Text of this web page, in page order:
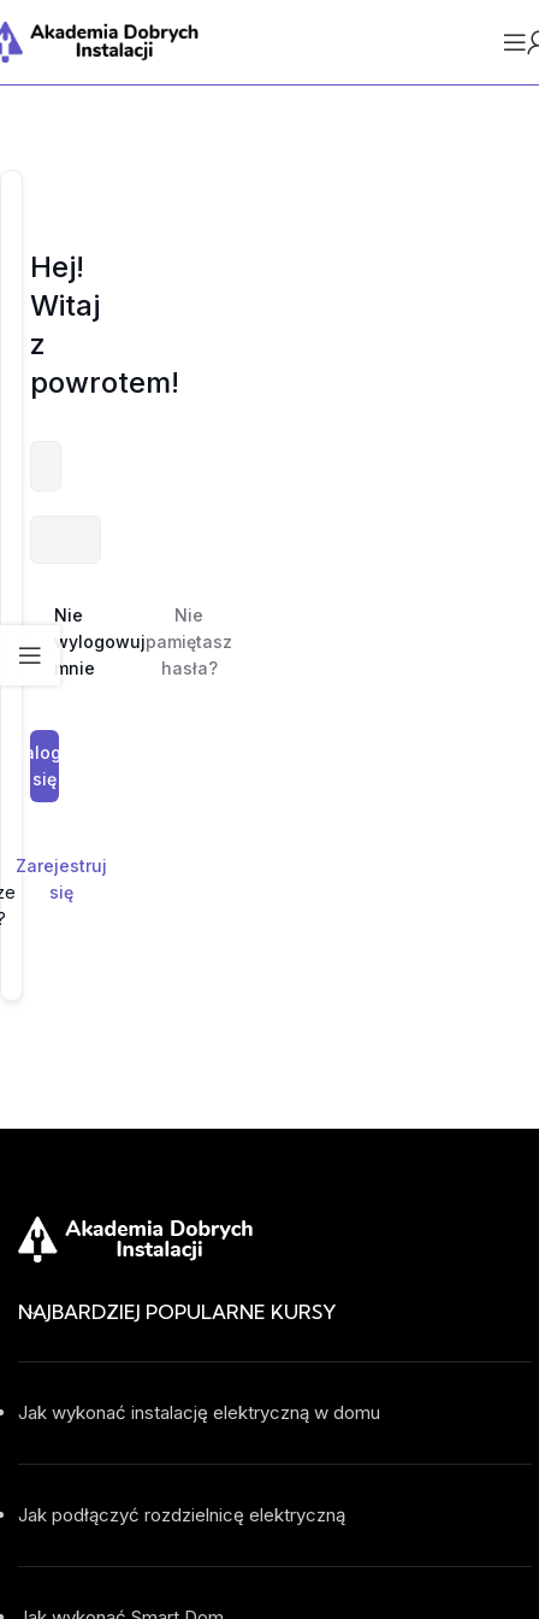
Hej!
Witaj
z
powrotem!
Nie
wylogowuj
mnie
Nie
pamiętasz
hasła?
Zaloguj
się
Zarejestruj
się
NAJBARDZIEJ POPULARNE KURSY
Jak wykonać instalację elektryczną w domu
Jak podłączyć rozdzielnicę elektryczną